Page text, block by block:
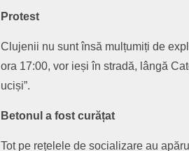
Protest
Clujenii nu sunt însă mulțumiți de
ora 17:00, vor ieși în stradă, lângă
uciși”.
Betonul a fost curățat
Tot pe rețelele de socializare au